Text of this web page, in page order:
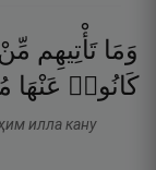
وَمَا تَأْتِيهِم مِّنْ
كَانُوا۟ عَنْهَا
илла кану